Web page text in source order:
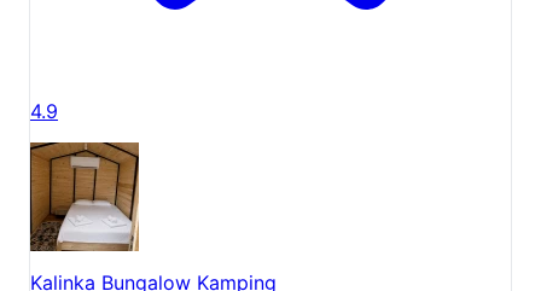
Kalinka Bungalow Kamping
Antalya